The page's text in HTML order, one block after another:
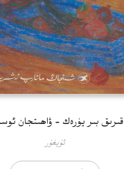
قىرىق بىر يۈرەك – ۋاھىتجان
ئۇيغۇر